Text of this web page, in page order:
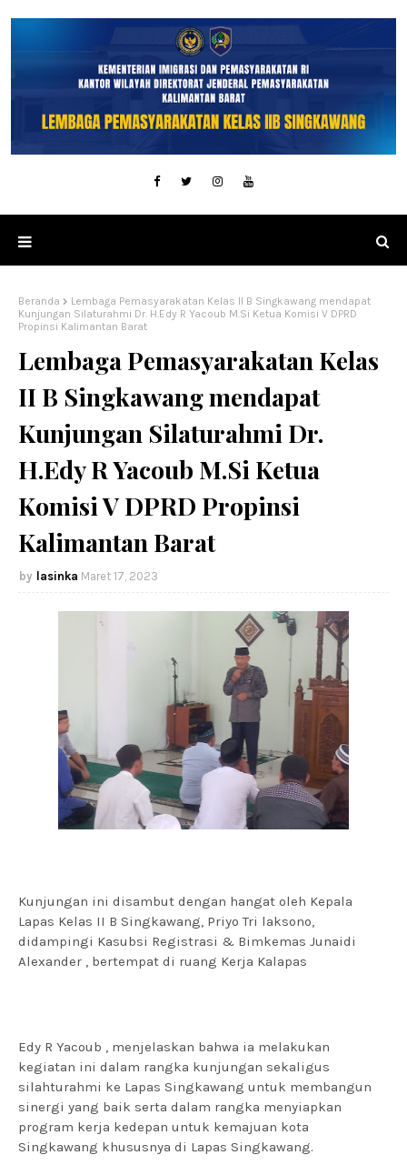
Beranda
Lembaga Pemasyarakatan Kelas II B Singkawang mendapat
Kunjungan Silaturahmi Dr. H.Edy R Yacoub M.Si Ketua Komisi V DPRD
Propinsi Kalimantan Barat
Lembaga Pemasyarakatan Kelas
II B Singkawang mendapat
Kunjungan Silaturahmi Dr.
H.Edy R Yacoub M.Si Ketua
Komisi V DPRD Propinsi
Kalimantan Barat
lasinka Maret 17, 2023
Kunjungan ini disambut dengan hangat oleh Kepala
Lapas Kelas II B Singkawang, Priyo Tri laksono,
didampingi Kasubsi Registrasi & Bimkemas Junaidi
Alexander , bertempat di ruang Kerja Kalapas
Edy R Yacoub , menjelaskan bahwa ia melakukan
kegiatan ini dalam rangka kunjungan sekaligus
silahturahmi ke Lapas Singkawang untuk membangun
sinergi yang baik serta dalam rangka menyiapkan
program kerja kedepan untuk kemajuan kota
Singkawang khususnya di Lapas Singkawang.